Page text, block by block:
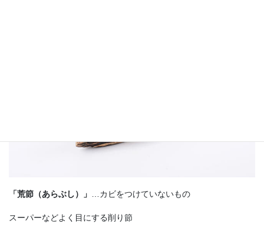
「荒節（あらぶし）」 …カビをつけていないもの
スーパーなどよく目にする削り節